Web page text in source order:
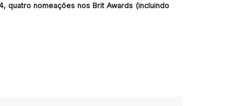
quatro nomeações nos Brit Awards (incluindo